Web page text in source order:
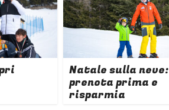
Natale sulla neve:
prenota prima e
risparmia